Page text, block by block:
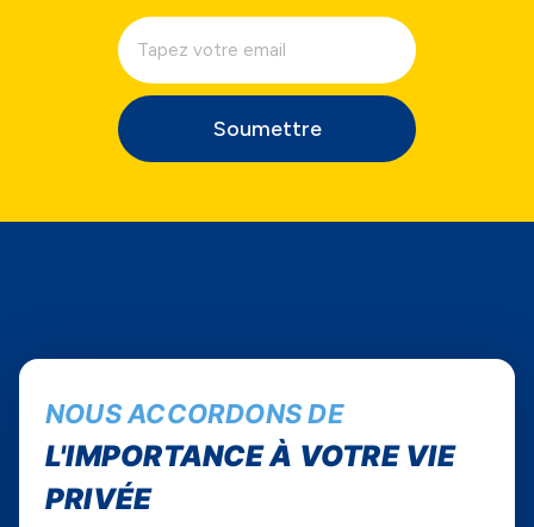
Soumettre
Suivez-nous...
Instagram
NOUS ACCORDONS DE
L'IMPORTANCE À VOTRE VIE
PRIVÉE